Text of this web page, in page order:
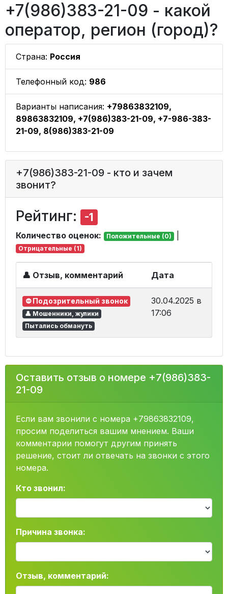
+7(986)383-21-09 - какой
оператор, регион (город)?
Страна: Россия
Телефонный код: 986
Варианты написания: +79863832109,
89863832109, +7(986)383-21-09, +7-986-383-
21-09, 8(986)383-21-09
+7(986)383-21-09 - кто и зачем
звонит?
Рейтинг: -1
Количество оценок: Положительные (0) |
Отрицательные (1)
👤 Отзыв, комментарий Дата
⛔ Подозрительный звонок
👤 Мошенники, жулики
Пытались обмануть
30.04.2025 в
17:06
Оставить отзыв о номере +7(986)383-
21-09
Если вам звонили с номера +79863832109,
просим поделиться вашим мнением. Ваши
комментарии помогут другим принять
решение, стоит ли отвечать на звонки с этого
номера.
Кто звонил:
Причина звонка:
Отзыв, комментарий: